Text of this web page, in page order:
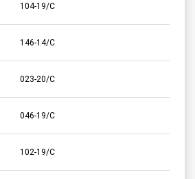
104-19/C
146-14/C
023-20/C
046-19/C
102-19/C